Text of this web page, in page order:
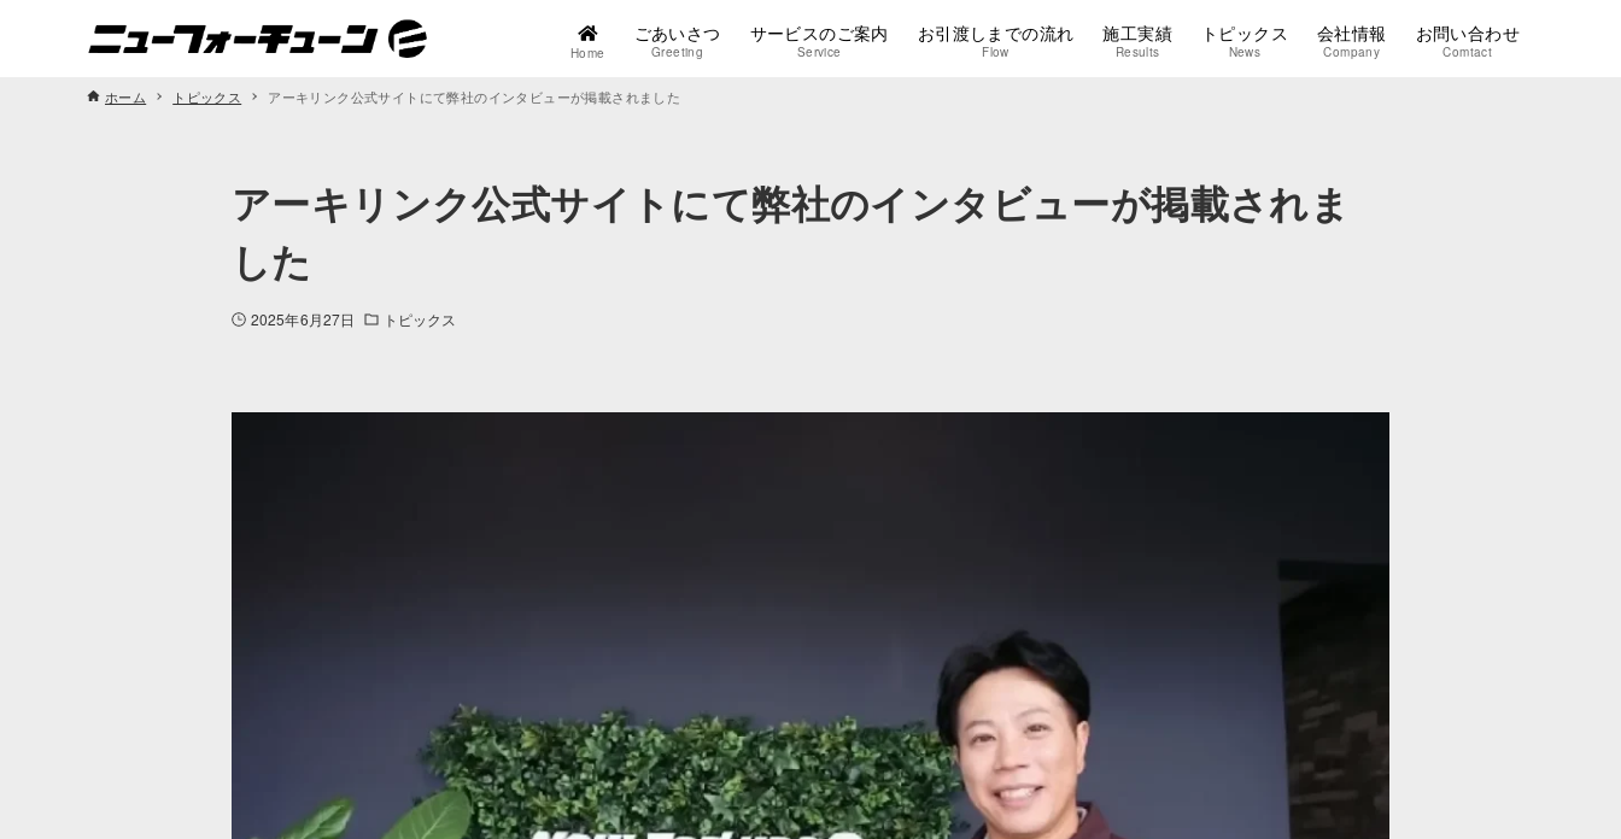
Home
ごあいさつ
Greeting
サービスのご案内
Service
お引渡しまでの流れ
Flow
施工実績
Results
トピックス
News
会社情報
Company
お問い合わせ
Comtact
ホーム トピックス アーキリンク公式サイトにて弊社のインタビューが掲載されました
アーキリンク公式サイトにて弊社のインタビューが掲載されま
した
2025年6月27日 トピックス